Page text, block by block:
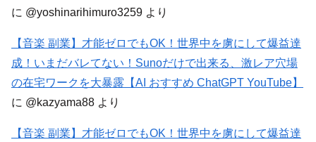
に @yoshinarihimuro3259 より
【音楽 副業】才能ゼロでもOK！世界中を虜にして爆益達
成！いまだバレてない！Sunoだけで出来る、激レア穴場
の在宅ワークを大暴露【AI おすすめ ChatGPT YouTube】
に @kazyama88 より
【音楽 副業】才能ゼロでもOK！世界中を虜にして爆益達